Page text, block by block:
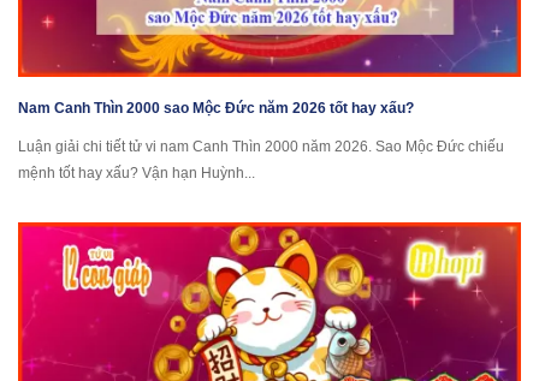
Nam Canh Thìn 2000 sao Mộc Đức năm 2026 tốt hay xấu?
Luận giải chi tiết tử vi nam Canh Thìn 2000 năm 2026. Sao Mộc Đức chiếu
mệnh tốt hay xấu? Vận hạn Huỳnh...